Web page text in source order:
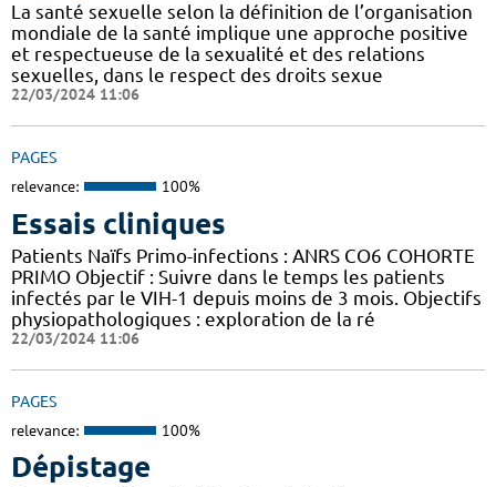
La santé sexuelle selon la définition de l’organisation
mondiale de la santé implique une approche positive
et respectueuse de la sexualité et des relations
sexuelles, dans le respect des droits sexue
22/03/2024 11:06
PAGES
relevance: 100%
Essais cliniques
Patients Naïfs Primo-infections : ANRS CO6 COHORTE
PRIMO Objectif : Suivre dans le temps les patients
infectés par le VIH-1 depuis moins de 3 mois. Objectifs
physiopathologiques : exploration de la ré
22/03/2024 11:06
PAGES
relevance: 100%
Dépistage